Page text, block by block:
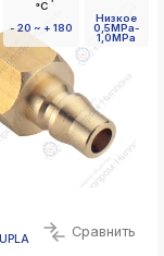
°C
- 20 ~ + 180
Низкое
0,5MPa-
1,0MPa
Сравнить